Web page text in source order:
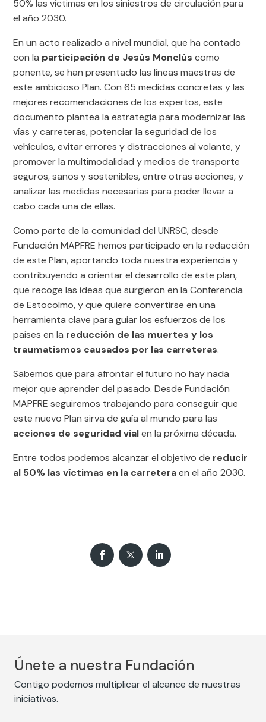
50% las víctimas en los siniestros de circulación para
el año 2030.
En un acto realizado a nivel mundial, que ha contado
con la participación de Jesús Monclús como
ponente, se han presentado las líneas maestras de
este ambicioso Plan. Con 65 medidas concretas y las
mejores recomendaciones de los expertos, este
documento plantea la estrategia para modernizar las
vías y carreteras, potenciar la seguridad de los
vehículos, evitar errores y distracciones al volante, y
promover la multimodalidad y medios de transporte
seguros, sanos y sostenibles, entre otras acciones, y
analizar las medidas necesarias para poder llevar a
cabo cada una de ellas.
Como parte de la comunidad del UNRSC, desde
Fundación MAPFRE hemos participado en la redacción
de este Plan, aportando toda nuestra experiencia y
contribuyendo a orientar el desarrollo de este plan,
que recoge las ideas que surgieron en la Conferencia
de Estocolmo, y que quiere convertirse en una
herramienta clave para guiar los esfuerzos de los
países en la reducción de las muertes y los
traumatismos causados por las carreteras.
Sabemos que para afrontar el futuro no hay nada
mejor que aprender del pasado. Desde Fundación
MAPFRE seguiremos trabajando para conseguir que
este nuevo Plan sirva de guía al mundo para las
acciones de seguridad vialen la próxima década.
Entre todos podemos alcanzar el objetivo de reducir
al 50% las víctimas en la carreteraen el año 2030.
Únete a nuestra Fundación
Contigo podemos multiplicar el alcance de nuestras
iniciativas.